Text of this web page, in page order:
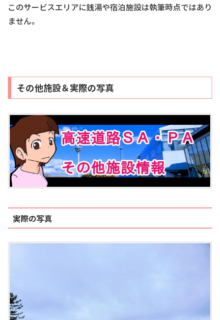
このサービスエリアに銭湯や宿泊施設は執筆時点ではあり
ません。
その他施設＆実際の写真
実際の写真